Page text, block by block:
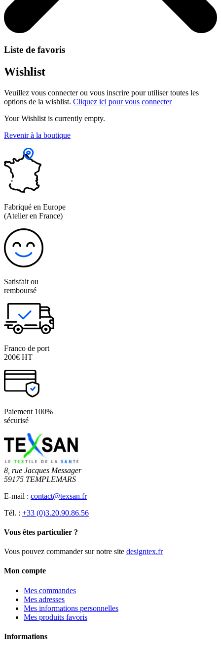
Liste de favoris
Wishlist
Veuillez vous connecter ou vous inscrire pour utiliser toutes les
options de la wishlist. Cliquez ici pour vous connecter
Your Wishlist is currently empty.
Revenir à la boutique
Fabriqué en Europe
(Atelier en France)
Satisfait ou
remboursé
Franco de port
200€ HT
Paiement 100%
sécurisé
8, rue Jacques Messager
59175 TEMPLEMARS
E-mail : contact@texsan.fr
Tél. : +33 (0)3.20.90.86.56
Vous êtes particulier ?
Vous pouvez commander sur notre site designtex.fr
Mon compte
Mes commandes
Mes adresses
Mes informations personnelles
Mes produits favoris
Informations